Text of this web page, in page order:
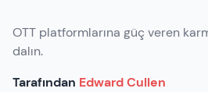
OTT platformlarına güç veren
dalın.
Tarafından Edward Cullen